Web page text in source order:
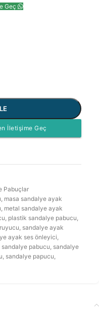
Geç
İletişime Geç
Pabuçlar
, masa sandalye ayak
, metal sandalye ayak
, plastik sandalye pabucu,
, sandalye ayak
ayak ses önleyici,
sandalye pabucu, sandalye
, sandalye papucu,